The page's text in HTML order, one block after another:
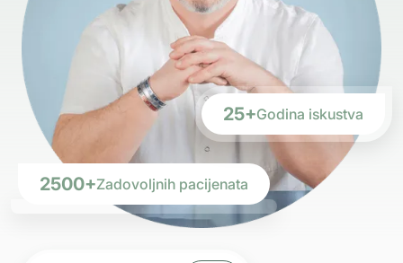
2500+Zadovoljnih pacijenata
25+Godina iskustva